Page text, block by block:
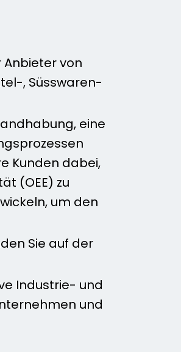
Anbieter von
, Süsswaren-
eine
Kunden dabei,
(OEE) zu
um den
Sie auf der
Industrie- und
und